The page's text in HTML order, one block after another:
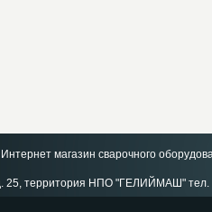
магазин сварочного
д. 25, территория НПО "ГЕЛИЙМАШ"